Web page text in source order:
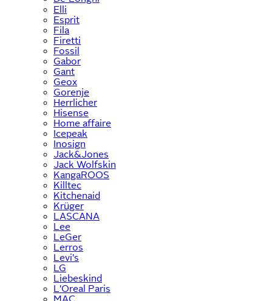
Elli
Esprit
Fila
Firetti
Fossil
Gabor
Gant
Geox
Gorenje
Herrlicher
Hisense
Home affaire
Icepeak
Inosign
Jack&Jones
Jack Wolfskin
KangaROOS
Killtec
Kitchenaid
Krüger
LASCANA
Lee
LeGer
Lerros
Levi's
LG
Liebeskind
L'Oreal Paris
MAC